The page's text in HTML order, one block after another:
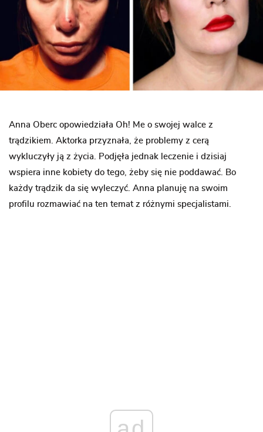
Anna Oberc opowiedziała Oh! Me o swojej walce z
trądzikiem. Aktorka przyznała, że problemy z cerą
wykluczyły ją z życia. Podjęła jednak leczenie i dzisiaj
wspiera inne kobiety do tego, żeby się nie poddawać. Bo
każdy trądzik da się wyleczyć. Anna planuję na swoim
profilu rozmawiać na ten temat z różnymi specjalistami.